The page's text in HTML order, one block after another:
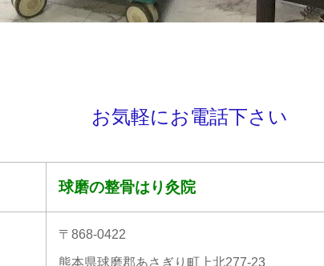
お気軽にお電話下さい
球磨の整骨はり灸院
〒868-0422
熊本県球磨郡あさぎり町上北277-23